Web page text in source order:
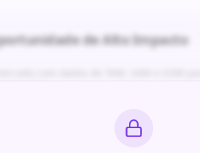
de Alto Impacto
de 70%.